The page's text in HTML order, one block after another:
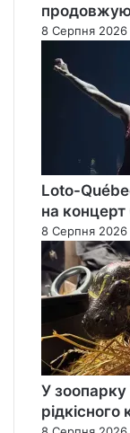
8 Серпня 2026
Loto-
на концерт
8 Серпня 2026
У